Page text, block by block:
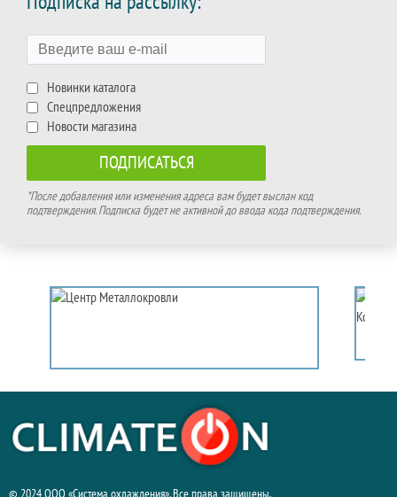
Новинки каталога
Спецпредложения
Новости магазина
*После добавления или изменения адреса вам будет выслан код
подтверждения. Подписка будет не активной до ввода кода подтверждения.